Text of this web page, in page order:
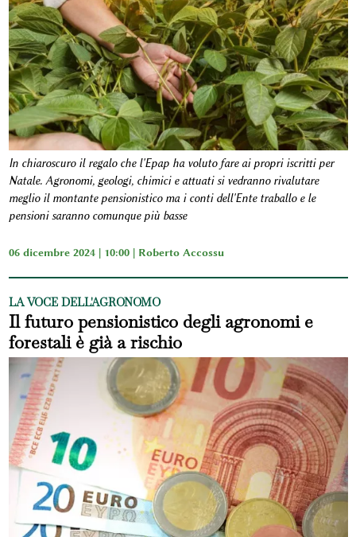
In chiaroscuro il regalo che l'Epap ha voluto fare ai propri iscritti per
Natale. Agronomi, geologi, chimici e attuati si vedranno rivalutare
meglio il montante pensionistico ma i conti dell'Ente traballo e le
pensioni saranno comunque più basse
06 dicembre 2024 | 10:00 | Roberto Accossu
LA VOCE DELL'AGRONOMO
Il futuro pensionistico degli agronomi e
forestali è già a rischio